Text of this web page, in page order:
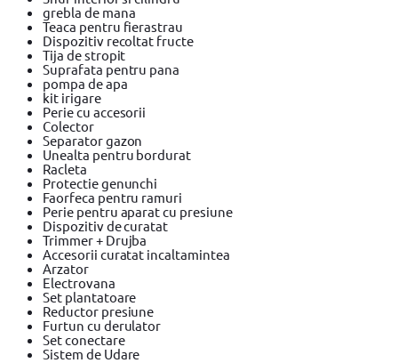
grebla de mana
Teaca pentru fierastrau
Dispozitiv recoltat fructe
Tija de stropit
Suprafata pentru pana
pompa de apa
kit irigare
Perie cu accesorii
Colector
Separator gazon
Unealta pentru bordurat
Racleta
Protectie genunchi
Faorfeca pentru ramuri
Perie pentru aparat cu presiune
Dispozitiv de curatat
Trimmer + Drujba
Accesorii curatat incaltamintea
Arzator
Electrovana
Set plantatoare
Reductor presiune
Furtun cu derulator
Set conectare
Sistem de Udare